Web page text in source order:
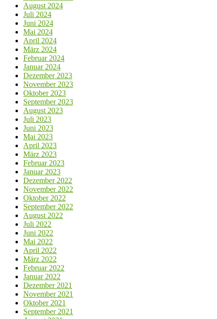
August 2024
Juli 2024
Juni 2024
Mai 2024
April 2024
März 2024
Februar 2024
Januar 2024
Dezember 2023
November 2023
Oktober 2023
September 2023
August 2023
Juli 2023
Juni 2023
Mai 2023
April 2023
März 2023
Februar 2023
Januar 2023
Dezember 2022
November 2022
Oktober 2022
September 2022
August 2022
Juli 2022
Juni 2022
Mai 2022
April 2022
März 2022
Februar 2022
Januar 2022
Dezember 2021
November 2021
Oktober 2021
September 2021